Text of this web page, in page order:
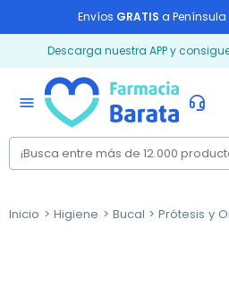
Envíos GRATIS a
Descarga nuestra APP y
menu
Inicio Higiene Bucal Prótesis y